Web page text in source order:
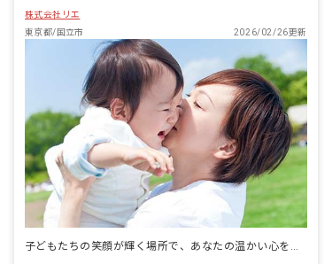
株式会社リエ
東京都/国立市
2026/02/26更新